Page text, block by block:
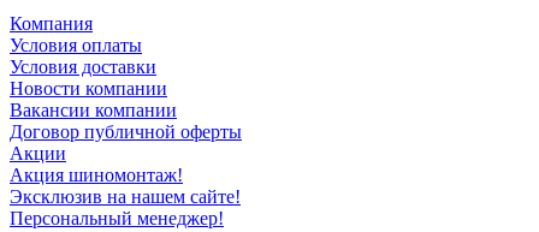
Компания
Условия оплаты
Условия доставки
Новости компании
Вакансии компании
Договор публичной оферты
Акции
Акция шиномонтаж!
Эксклюзив на нашем сайте!
Персональный менеджер!